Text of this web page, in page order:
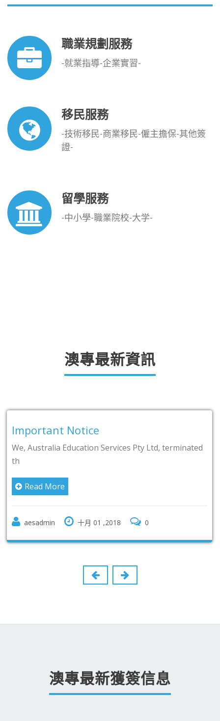
職業規劃服務
-就業指導-企業實習-
移民服務
-技術移民-商業移民-僱主擔保-其他簽
證-
留學服務
-中小學-職業院校-大学-
澳專最新資訊
Notice
Australia Education Services Pty Ltd, terminated
More
十月 01 ,2018 0
澳專最新獲簽信息